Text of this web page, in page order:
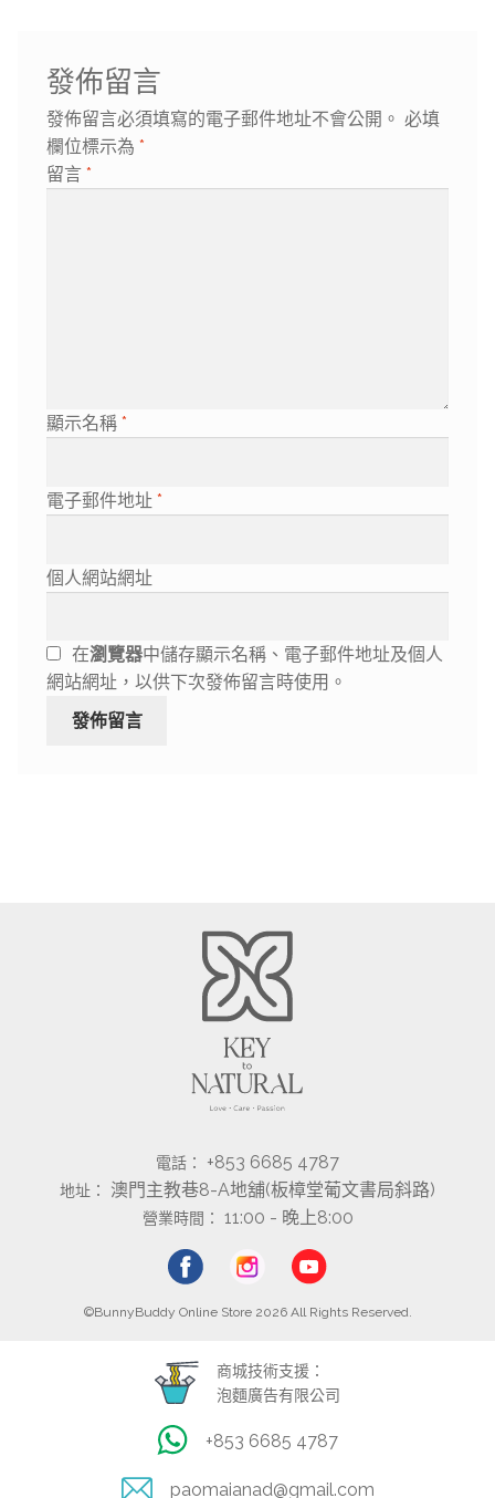
發佈留言
發佈留言必須填寫的電子郵件地址不會公開。 必填
欄位標示為 *
留言 *
顯示名稱 *
電子郵件地址 *
個人網站網址
在瀏覽器中儲存顯示名稱、電子郵件地址及個人
網站網址，以供下次發佈留言時使用。
電話： +853 6685 4787
地址： 澳門主教巷8-A地舖(板樟堂葡文書局斜路)
營業時間： 11:00 - 晚上8:00
©BunnyBuddy Online Store 2026 All Rights Reserved.
商城技術支援：
泡麵廣告有限公司
+853 6685 4787
paomaianad@gmail.com